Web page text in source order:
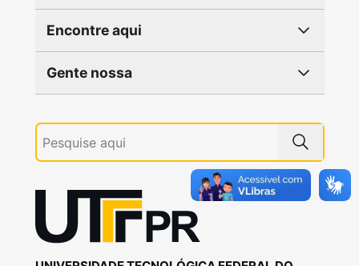
Encontre aqui
Gente nossa